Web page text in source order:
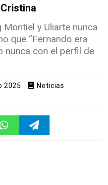
Montiel y Uliarte nunca
que “Fernando era
nunca con el perfil de
2025
Noticias